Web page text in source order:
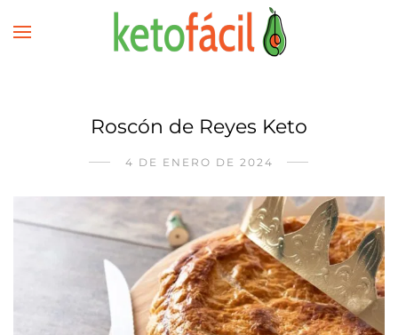
Roscón de Reyes Keto
4 DE ENERO DE 2024